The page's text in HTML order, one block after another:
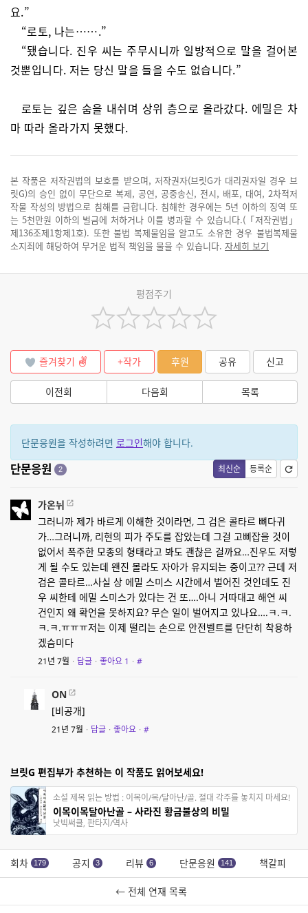
요.”
“로토, 나는…….”
“됐습니다. 진우 씨는 주무시니까 일방적으로 말을 걸어본
것뿐입니다. 저는 당신 말을 들을 수도 없습니다.”
로토는 깊은 숨을 내쉬며 상위 층으로 올라갔다. 에밀은 차
마 따라 올라가지 못했다.
본 작품은 저작권법의 보호를 받으며, 저작권자(브릿G가 대리권자일 경우 브
릿G)의 승인 없이 무단으로 복제, 공연, 공중송신, 전시, 배포, 대여, 2차적저
작물 작성의 방법으로 침해를 금합니다. 침해한 경우에는 5년 이하의 징역 또
는 5천만원 이하의 벌금에 처하거나 이를 병과할 수 있습니다.(「저작권법」
제136조제1항제1호). 또한 불법 복제물임을 알고도 소유한 경우 불법복제물
소지죄에 해당하여 무거운 법적 책임을 물을 수 있습니다. 자세히 보기
평점주기
즐겨찾기 +작가 후원 공유 신고
이전회 다음회 목록
단문응원을 작성하려면 로그인해야 합니다.
최신순 등록순
단문응원 2
가온뉘
그러니까 제가 바르게 이해한 것이라면, 그 검은 콜타르 뼈다귀
가…그러니까, 리현의 피가 주도를 잡았는데 그걸 고삐잡을 것이
없어서 폭주한 모종의 형태라고 봐도 괜찮은 걸까요…진우도 저렇
게 될 수도 있는데 왠진 몰라도 자아가 유지되는 중이고?? 근데 저
검은 콜타르…사실 상 에밀 스미스 시간에서 벌어진 것인데도 진
우 씨한테 에밀 스미스가 있다는 건 또….아니 거따대고 해연 씨
건인지 왜 확언을 못하지요? 무슨 일이 벌어지고 있나요….ㅋ.ㅋ.
ㅋ.ㅋ.ㅠㅠㅠ저는 이제 떨리는 손으로 안전벨트를 단단히 착용하
겠슴미다
21년 7월 · 답글 · 좋아요 1 · #
ON
[비공개]
21년 7월 · 답글 · 좋아요 · #
브릿G 편집부가 추천하는 이 작품도 읽어보세요!
소설 제목 읽는 방법 : 이목이/목/달아난/골. 절대 각주를 놓치지 마세요!
이목이목달아난골 – 사라진 황금불상의 비밀
낫빅써클, 판타지/역사
회차 179 공지 3 리뷰 6 단문응원 141 책갈피
← 전체 연재 목록